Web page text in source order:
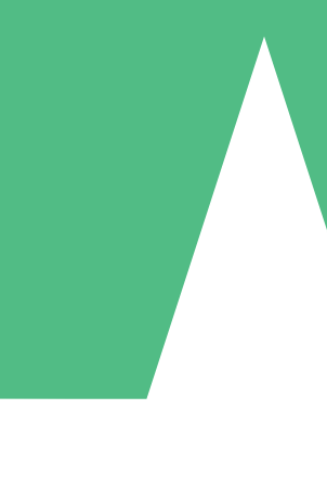
Individuele
per gebruik met downloadtegoeden. Geen
5 Downloaden
US$